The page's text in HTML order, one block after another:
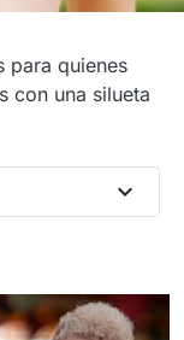
para quienes
con una silueta
expand_more